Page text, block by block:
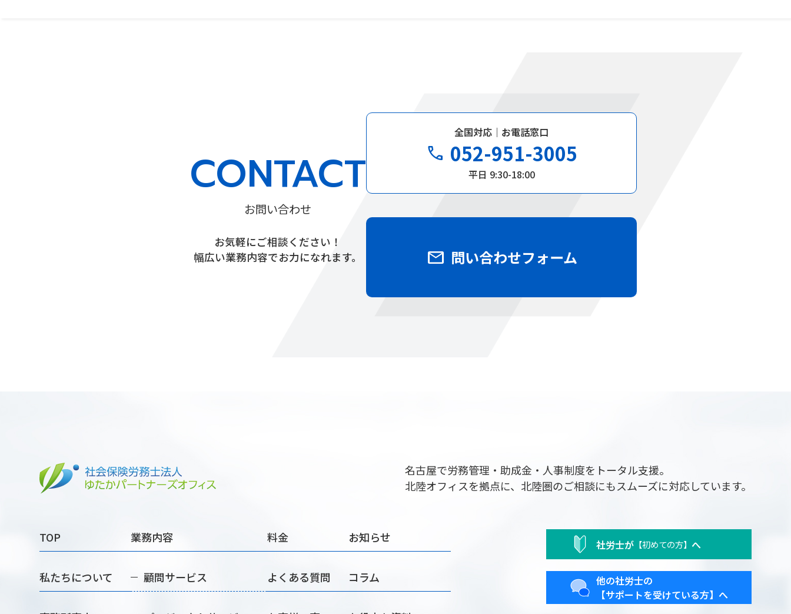
CONTACT
お問い合わせ
お気軽にご相談ください！
幅広い業務内容でお力になれます。
全国対応｜お電話窓口
phone 052-951-3005
平日 9:30-18:00
mail 問い合わせフォーム
名古屋で労務管理・助成金・人事制度をトータル支援。
北陸オフィスを拠点に、北陸圏のご相談にもスムーズに対応しています。
TOP
私たちについて
業務内容
顧問サービス
料金
よくある質問
お知らせ
コラム
社労士が【初めての方】 へ
他の社労士の
【サポートを受けている方】へ